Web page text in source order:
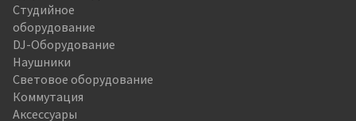
Студийное
оборудование
DJ-Оборудование
Наушники
Световое оборудование
Коммутация
Аксессуары